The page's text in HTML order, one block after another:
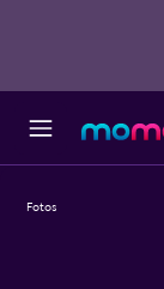
Fotos